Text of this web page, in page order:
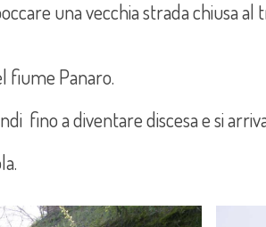
una vecchia strada chiusa al
fiume Panaro.
fino a diventare discesa e si